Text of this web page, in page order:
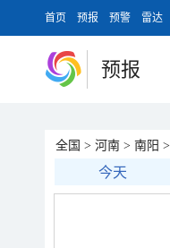
首页 预报 预警 雷达
预报
全国 > 河南 > 南阳 >
今天